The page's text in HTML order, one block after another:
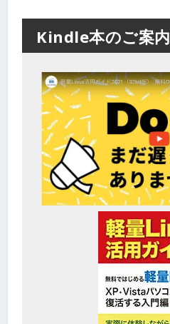
Kindle本のご案内